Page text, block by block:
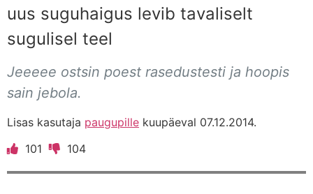
uus suguhaigus levib tavaliselt
sugulisel teel
Jeeeee ostsin poest rasedustesti ja hoopis
sain jebola.
Lisas kasutaja paugupille kuupäeval 07.12.2014.
101
104